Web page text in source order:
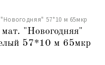
57*10 м 65мкр
"Новогодняя"
57*10 м 65мкр